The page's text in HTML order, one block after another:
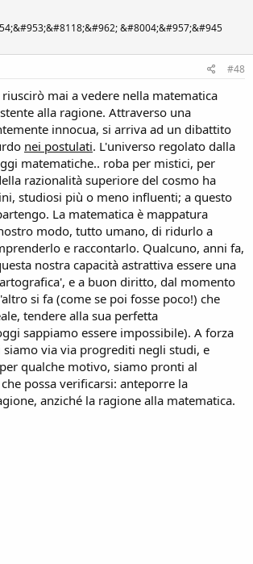
&#8004;&#957;&#945
#48
mai a vedere nella matematica
alla ragione. Attraverso una
innocua, si arriva ad un dibattito
nei postulati. L'universo regolato dalla
matematiche.. roba per mistici, per
razionalità superiore del cosmo ha
studiosi più o meno influenti; a questo
La matematica è mappatura
modo, tutto umano, di ridurlo a
e raccontarlo. Qualcuno, anni fa,
nostra capacità astrattiva essere una
e a buon diritto, dal momento
si fa (come se poi fosse poco!) che
tendere alla sua perfetta
sappiamo essere impossibile). A forza
siamo via via progrediti negli studi, e
qualche motivo, siamo pronti al
possa verificarsi: anteporre la
anziché la ragione alla matematica.